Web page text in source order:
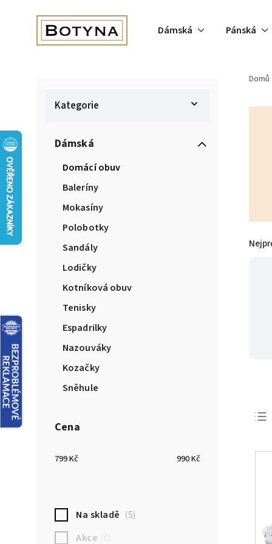
Dámská Pánská
Domů
Kategorie
Dámská
Domácí obuv
Baleríny
Mokasíny
Polobotky
Sandály
Lodičky
Kotníková obuv
Tenisky
Espadrilky
Nazouváky
Kozačky
Sněhule
Cena
799Kč 990Kč
Na skladě
5
Akce
0